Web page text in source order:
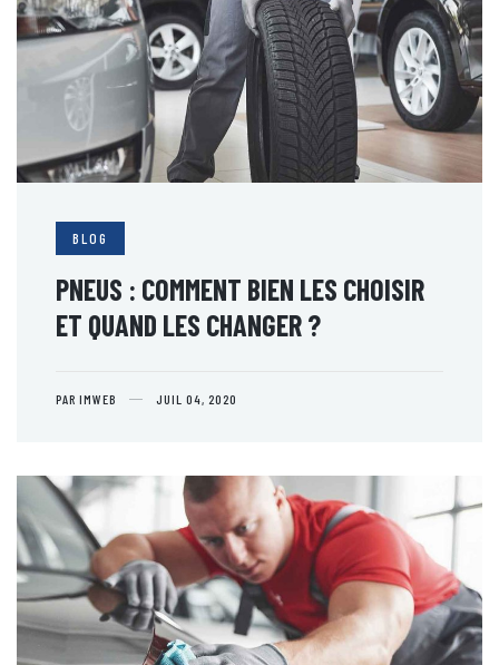
BLOG
PNEUS : COMMENT BIEN LES CHOISIR
ET QUAND LES CHANGER ?
PAR IMWEB JUIL 04, 2020